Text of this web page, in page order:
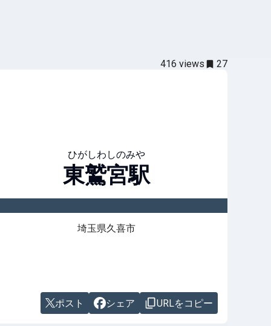
416 views 27
ひがしわしのみや
東鷲宮駅
埼玉県久喜市
ポスト シェア URLをコピー